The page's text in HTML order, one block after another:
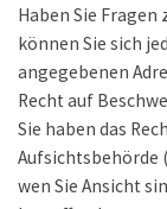
Haben Sie
können Sie sich
angegebenen
Recht auf
Sie haben das
Aufsichtsbehörde
wen Sie Ansicht